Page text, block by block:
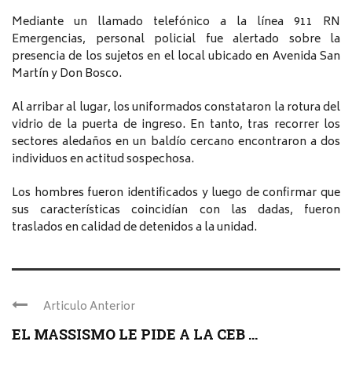
Mediante un llamado telefónico a la línea 911 RN
Emergencias, personal policial fue alertado sobre la
presencia de los sujetos en el local ubicado en Avenida San
Martín y Don Bosco.
Al arribar al lugar, los uniformados constataron la rotura del
vidrio de la puerta de ingreso. En tanto, tras recorrer los
sectores aledaños en un baldío cercano encontraron a dos
individuos en actitud sospechosa.
Los hombres fueron identificados y luego de confirmar que
sus características coincidían con las dadas, fueron
traslados en calidad de detenidos a la unidad.
Articulo Anterior
EL MASSISMO LE PIDE A LA CEB ...